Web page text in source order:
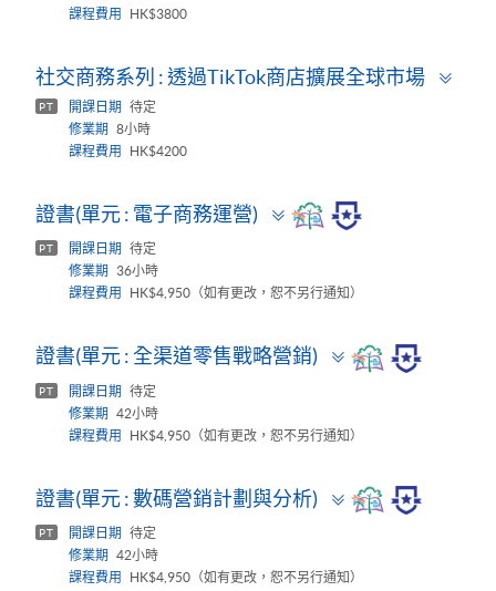
課程費用
HK$3800
社交商務系列 : 透過TikTok商店擴展全球市場
PT 開課日期
待定
修業期
8小時
課程費用
HK$4200
證書(單元 : 電子商務運營)
Toggle
panel
PT 開課日期
待定
修業期
36小時
課程費用
HK$4,950（如有更改，恕不另行通知）
證書(單元 : 全渠道零售戰略營銷)
Toggle
panel
PT 開課日期
待定
修業期
42小時
課程費用
HK$4,950（如有更改，恕不另行通知）
證書(單元 : 數碼營銷計劃與分析)
Toggle
panel
PT 開課日期
待定
修業期
42小時
課程費用
HK$4,950（如有更改，恕不另行通知）